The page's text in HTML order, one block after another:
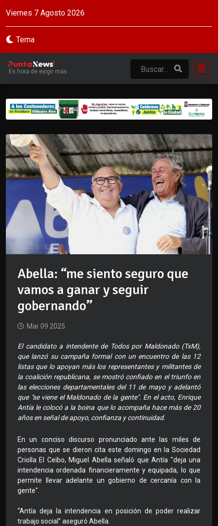
Viernes 7 Agosto 2026
Tema
Es hora de exigir más
Abella: “me siento seguro que
vamos a ganar y seguir
gobernando”
Mar 09 2025
El candidato a intendente de Todos por Maldonado (TxM),
que lanzó su campaña formal con un encuentro de las 12
listas que lo apoyan más los representantes y militantes de
la coalición republicana, se mostró confiado en el triunfo en
las elecciones departamentales del 11 de mayo y adelantó
que "se viene el Maldonado de la gente". En el acto, Enrique
Antía le colocó a la boina que lo acompaña hace más de 20
años en señal de apoyo, confianza y continuidad.
En un conciso discurso pronunciado ante las miles de
personas que se dieron cita este domingo en la Sociedad
Criolla El Ceibo, Miguel Abella señaló que Antía "deja una
intendencia ordenada financieramente y equipada, lo que
permite llevar adelante un gobierno de cercanía con la
gente".
“Antía deja la intendencia en posición de poder realizar
trabajo social” aseguró Abella.